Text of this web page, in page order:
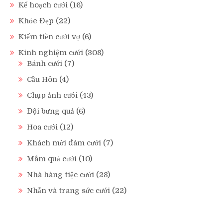
Kế hoạch cưới (16)
Khỏe Đẹp (22)
Kiếm tiền cưới vợ (6)
Kinh nghiệm cưới (308)
Bánh cưới (7)
Cầu Hôn (4)
Chụp ảnh cưới (43)
Đội bưng quả (6)
Hoa cưới (12)
Khách mời đám cưới (7)
Mâm quả cưới (10)
Nhà hàng tiệc cưới (28)
Nhẫn và trang sức cưới (22)